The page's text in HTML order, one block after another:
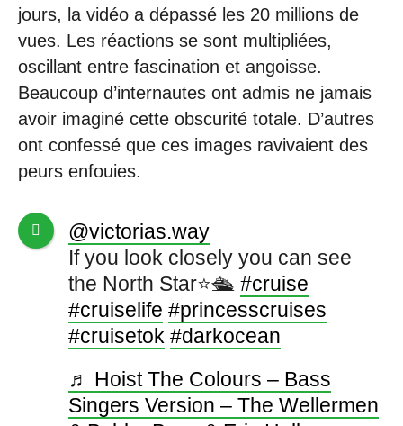
jours, la vidéo a dépassé les 20 millions de
vues. Les réactions se sont multipliées,
oscillant entre fascination et angoisse.
Beaucoup d’internautes ont admis ne jamais
avoir imaginé cette obscurité totale. D’autres
ont confessé que ces images ravivaient des
peurs enfouies.
@victorias.way
If you look closely you can see
the North Star⭐️🛳️#cruise
#cruiselife #princesscruises
#cruisetok #darkocean
♬ Hoist The Colours – Bass
Singers Version – The Wellermen